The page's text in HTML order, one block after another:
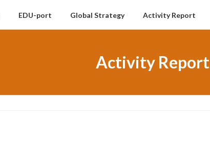
EDU-port Global Strategy Activity Report
Activity Report